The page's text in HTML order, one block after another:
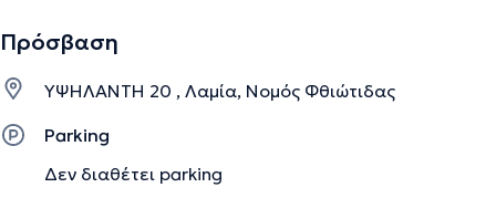
Πρόσβαση
ΥΨΗΛΑΝΤΗ 20 , Λαμία, Νομός Φθιώτιδας
Parking
Δεν διαθέτει parking